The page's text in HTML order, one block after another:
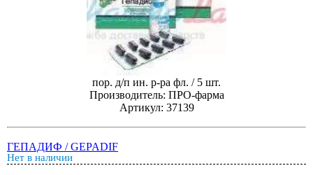
пор. д/п ин. р-ра фл. / 5 шт.
Производитель: ПРО-фарма
Артикул: 37139
ГЕПАДИФ / GEPADIF
Нет в наличии